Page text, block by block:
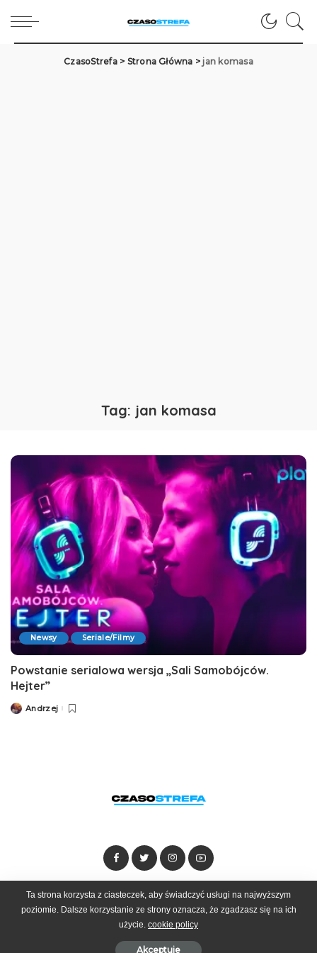
CzasoStrefa> Strona Główna >jan komasa
Tag: jan komasa
Newsy Seriale/Filmy
Powstanie serialowa wersja „Sali Samobójców.
Hejter”
PostedAndrzej
Dołącz do zespołu Kontakt Reklama
© 2025 Czasostrefa by Goobrand
Ta strona korzysta z ciasteczek, aby świadczyć usługi na najwyższym
poziomie. Dalsze korzystanie ze strony oznacza, że zgadzasz się na ich
użycie. cookie policy
Akceptuje